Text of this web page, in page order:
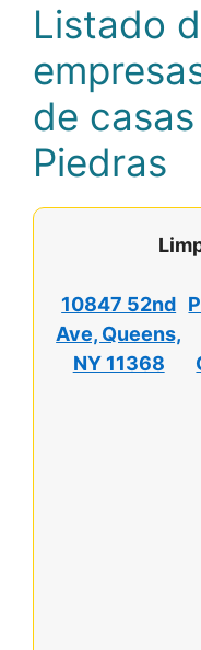
Listado
de
Piedras
10847 52nd
Ave, Queens,
NY 11368